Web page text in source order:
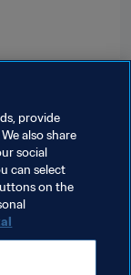
provide
also share
social
can select
on the